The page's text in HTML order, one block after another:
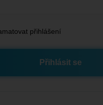
přihlášení